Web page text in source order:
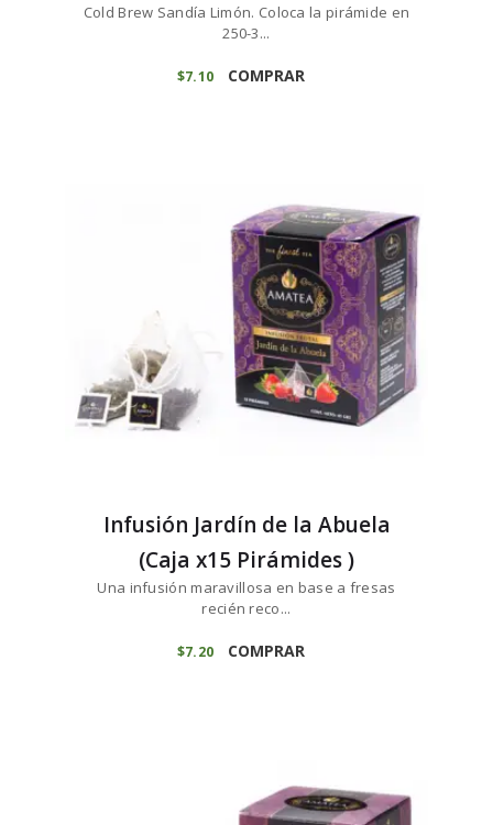
Cold Brew Sandía Limón. Coloca la pirámide en
250-3...
$7 10 COMPRAR
Infusión Jardín de la Abuela
(Caja x15 Pirámides )
Una infusión maravillosa en base a fresas
recién reco...
$7 20 COMPRAR